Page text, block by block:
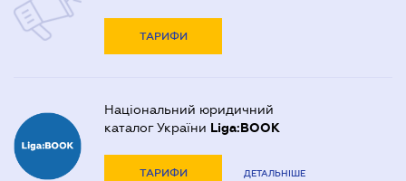
ТАРИФИ
Національний юридичний
каталог України Liga:BOOK
ТАРИФИ ДЕТАЛЬНІШЕ